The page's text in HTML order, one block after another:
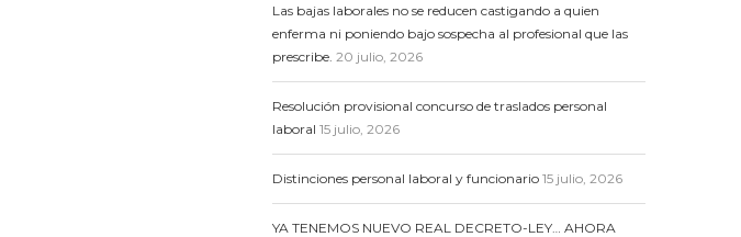
Las bajas laborales no se reducen castigando a quien
enferma ni poniendo bajo sospecha al profesional que las
prescribe. 20 julio, 2026
Resolución provisional concurso de traslados personal
laboral 15 julio, 2026
Distinciones personal laboral y funcionario 15 julio, 2026
YA TENEMOS NUEVO REAL DECRETO-LEY… AHORA